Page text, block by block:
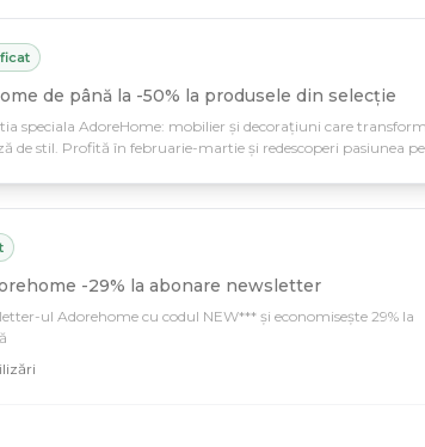
de până la -50% la produsele din selecție
speciala AdoreHome: mobilier și decorațiuni care
de stil. Profită în februarie-martie și redescoperi pasiunea
-29% la abonare newsletter
ul Adorehome cu codul NEW*** și economisește 29% la